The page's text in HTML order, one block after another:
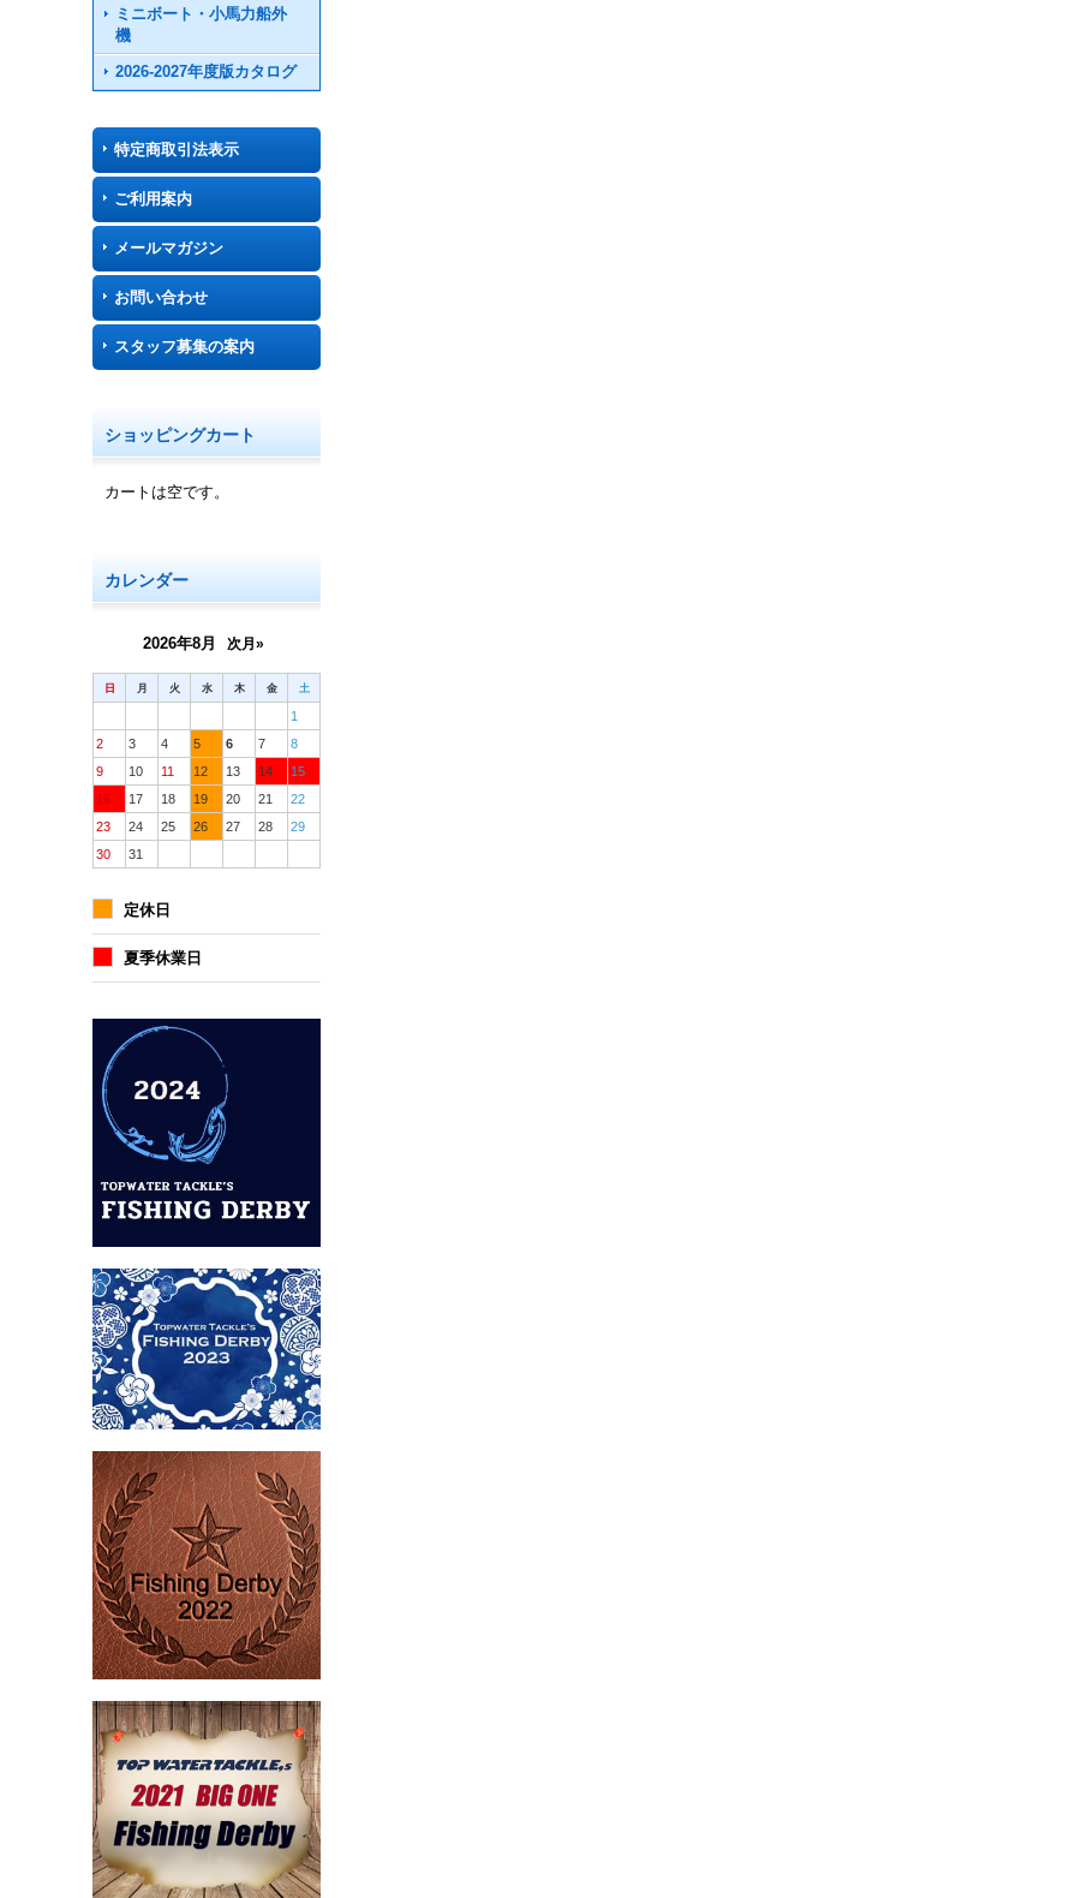
ミニボート・小馬力船外
機
2026-2027年度版カタログ
特定商取引法表示
ご利用案内
メールマガジン
お問い合わせ
スタッフ募集の案内
ショッピングカート
カートは空です。
カレンダー
2026年8月 次月»
日 月 火 水 木 金 土
1
2
3 4 5 6 7
8
9
10 11 12 13 14
15
16
17 18 19 20 21
22
23
24 25 26 27 28
29
30
31
定休日
夏季休業日